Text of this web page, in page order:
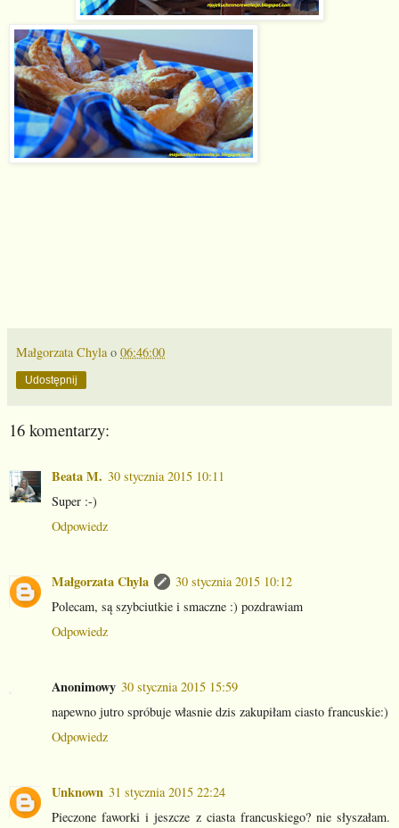
Małgorzata Chyla o 06:46:00
Udostępnij
16 komentarzy:
Beata M. 30 stycznia 2015 10:11
Super :-)
Odpowiedz
Małgorzata Chyla
30 stycznia 2015 10:12
Polecam, są szybciutkie i smaczne :) pozdrawiam
Odpowiedz
Anonimowy 30 stycznia 2015 15:59
napewno jutro spróbuje własnie dzis zakupiłam ciasto francuskie:)
Odpowiedz
Unknown 31 stycznia 2015 22:24
Pieczone faworki i jeszcze z ciasta francuskiego? nie słyszałam.